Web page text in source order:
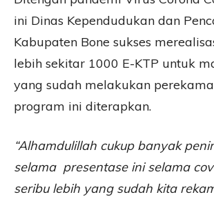
ini Dinas Kependudukan dan
Kabupaten Bone sukses
lebih sekitar 1000 E-KTP untuk
yang sudah melakukan
program ini diterapkan.
“Alhamdulillah cukup banyak
selama presentase ini selama
seribu lebih yang sudah kita